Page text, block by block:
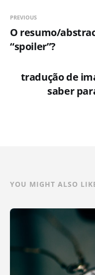
PREVIOUS
O resumo/
“spoiler”?
tradução de
saber
YOU MIGHT ALSO